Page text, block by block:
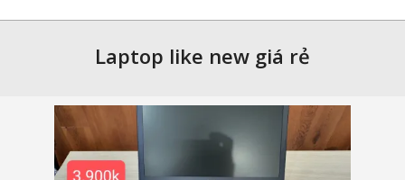
Laptop like new giá rẻ